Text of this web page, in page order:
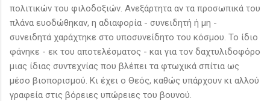
πολιτικών του φιλοδοξιών. Ανεξάρτητα αν τα προσωπικά του
πλάνα ευοδώθηκαν, η αδιαφορία - συνειδητή ή μη -
συνειδητά χαράχτηκε στο υποσυνείδητο του κόσμου. Το ίδιο
φάνηκε - εκ του αποτελέσματος - και για τον δαχτυλιδοφόρο
μιας ίδιας συντεχνίας που βλέπει τα φτωχικά σπίτια ως
μέσο βιοπορισμού. Κι έχει ο Θεός, καθώς υπάρχουν κι αλλού
γραφεία στις βόρειες υπώρειες του βουνού.